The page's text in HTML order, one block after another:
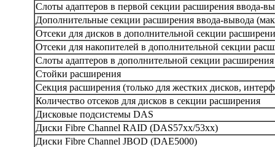
Слоты адаптеров в первой секции расширения ввода-
Дополнительные секции расширения ввода-вывода
Отсеки для дисков в дополнительной секции
Отсеки для накопителей в дополнительной секции
Слоты адаптеров в дополнительной секции
Стойки расширения
Секция расширения (только для жестких дисков,
Количество отсеков для дисков в секции расширения
Дисковые подсистемы DAS
Диски Fibre Channel RAID (DAS57xx/53xx)
Диски Fibre Channel JBOD (DAE5000)